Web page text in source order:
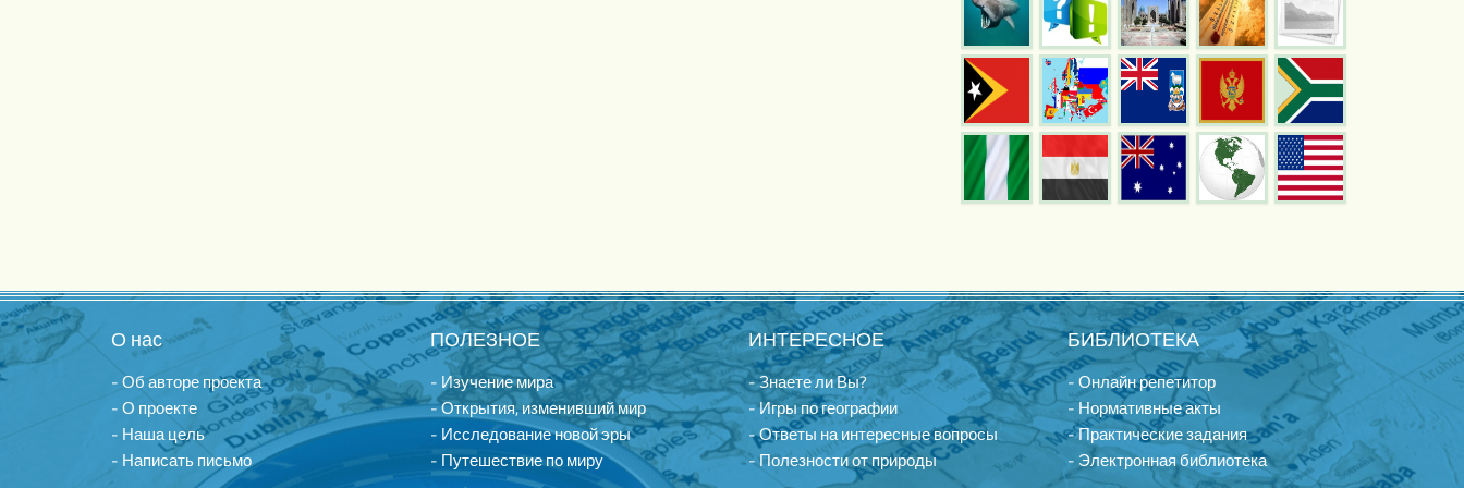
О нас
- Об авторе проекта
- О проекте
- Наша цель
- Написать письмо
ПОЛЕЗНОЕ
- Изучение мира
- Открытия, изменивший мир
- Исследование новой эры
- Путешествие по миру
ИНТЕРЕСНОЕ
- Знаете ли Вы?
- Игры по географии
- Ответы на интересные вопросы
- Полезности от природы
БИБЛИОТЕКА
- Онлайн репетитор
- Нормативные акты
- Практические задания
- Электронная библиотека